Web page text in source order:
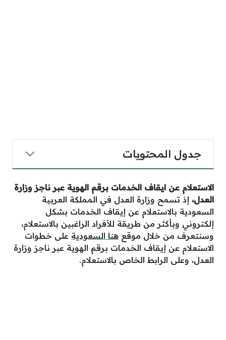
جدول المحتويات
الاستعلام عن ايقاف الخدمات برقم الهوية عبر ناجز وزارة
العدل، إذ تسمح وزارة العدل في المملكة العربية
السعودية بالاستعلام عن إيقاف الخدمات بشكل
إلكتروني وبأكثر من طريقة للأفراد الراغبين بالاستعلام،
وسنتعرف من خلال موقع هنا السعودية على خطوات
الاستعلام عن إيقاف الخدمات برقم الهوية عبر ناجز وزارة
العدل، وعلى الرابط الخاص بالاستعلام.